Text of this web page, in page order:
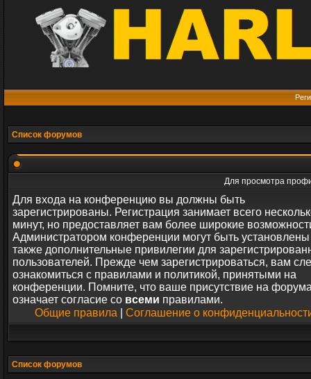
Список форумов
Для просмотра
Для входа на конференцию вы должны быть
зарегистрированы. Регистрация занимает всего
минут, но предоставляет вам более широкие
Администратором конференции могут быть установлены
также дополнительные привилегии для
пользователей. Прежде чем зарегистрироваться, вам
ознакомиться с правилами и политикой, принятыми на
конференции. Помните, что ваше присутствие на
означает согласие со всеми правилами.
Общие правила
Соглашение о
Список форумов